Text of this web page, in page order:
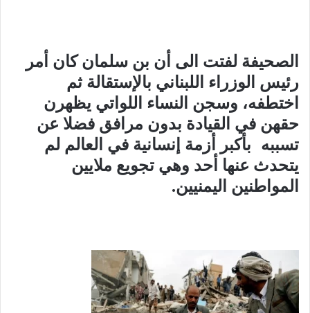
الصحيفة لفتت الى أن بن سلمان كان أمر
رئيس الوزراء اللبناني بالإستقالة ثم
اختطفه، وسجن النساء اللواتي يظهرن
حقهن في القيادة بدون مرافق فضلا عن
تسببه بأكبر أزمة إنسانية في العالم لم
يتحدث عنها أحد وهي تجويع ملايين
المواطنين اليمنيين.